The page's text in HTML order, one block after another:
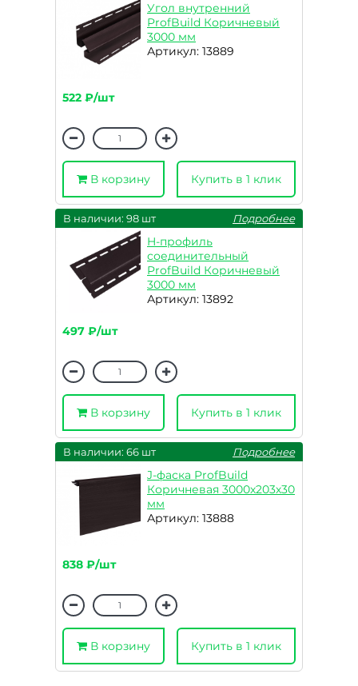
Угол внутренний
ProfBuild Коричневый
3000 мм
Артикул: 13889
522 ₽/шт
В корзину Купить в 1 клик
В наличии: 98 шт Подробнее
H-профиль
соединительный
ProfBuild Коричневый
3000 мм
Артикул: 13892
497 ₽/шт
В корзину Купить в 1 клик
В наличии: 66 шт Подробнее
J-фаска ProfBuild
Коричневая 3000х203х30
мм
Артикул: 13888
838 ₽/шт
В корзину Купить в 1 клик